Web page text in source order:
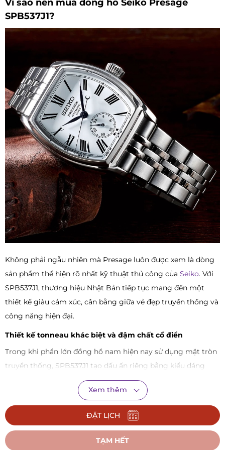
Vì sao nên mua đồng hồ Seiko Presage
SPB537J1?
Không phải ngẫu nhiên mà Presage luôn được xem là dòng
sản phẩm thể hiện rõ nhất kỹ thuật thủ công của Seiko. Với
SPB537J1, thương hiệu Nhật Bản tiếp tục mang đến một
thiết kế giàu cảm xúc, cân bằng giữa vẻ đẹp truyền thống và
công năng hiện đại.
Thiết kế tonneau khác biệt và đậm chất cổ điển
Trong khi phần lớn đồng hồ nam hiện nay sử dụng mặt tròn
truyền thống, SPB537J1 tạo dấu ấn riêng bằng kiểu dáng
tonneau mềm mại. Những đường cong uốn lượn quanh bộ
vỏ giúp chiếc đồng hồ vừa mang nét cổ điển vừa tạo cảm
giác thanh lịch trên cổ tay.
Điểm thu hút của thiết kế này nằm ở sự hài hòa trong từng
chi tiết:
Xem thêm
ĐẶT LỊCH
TẠM HẾT